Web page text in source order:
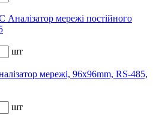
мережі постійного
шт
мережі, 96x96mm, RS-485,
шт